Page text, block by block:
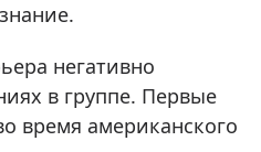
негативно
в группе. Первые
время американского